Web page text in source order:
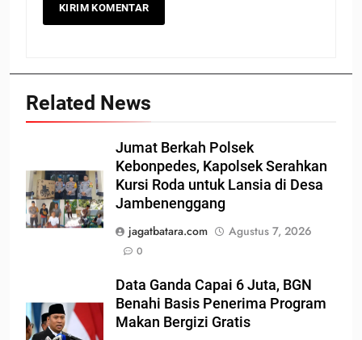
Related News
Jumat Berkah Polsek
Kebonpedes, Kapolsek Serahkan
Kursi Roda untuk Lansia di Desa
Jambenenggang
jagatbatara.com
Agustus 7, 2026
0
Data Ganda Capai 6 Juta, BGN
Benahi Basis Penerima Program
Makan Bergizi Gratis